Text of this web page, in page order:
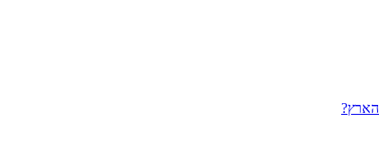
הארץ?